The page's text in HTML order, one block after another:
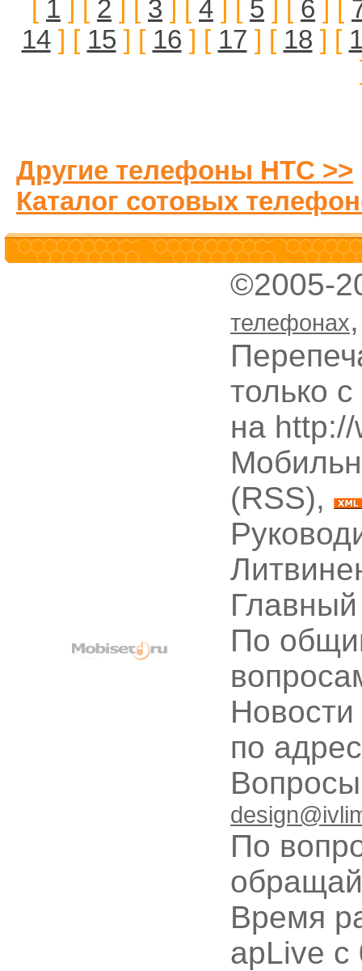
1 2 3 4 5 6
14] [ 15 ] [ 16 ] [ 17 ] [ 18 ] [
Другие телефоны HTC >>
Каталог сотовых
©2005-
телефонах
только
на
(RSS),
По
по
По
Время
apLive c